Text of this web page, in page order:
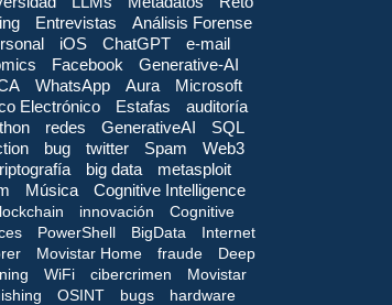
Entrevistas
Análisis Forense
iOS ChatGPT
e-mail
Facebook
Generative-AI
WhatsApp Aura
Microsoft
Electrónico
Estafas
auditoría
redes GenerativeAI
SQL
bug twitter Spam
Web3
big data
metasploit
Música Cognitive Intelligence
innovación
Cognitive
PowerShell BigData
Internet
Movistar Home fraude
Deep
WiFi cibercrimen
Movistar
OSINT bugs
hardware